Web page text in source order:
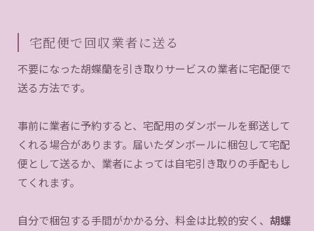
宅配便で回収業者に送る
不要になった胡蝶蘭を引き取りサービスの業者に宅配便で
送る方法です。
事前に業者に予約すると、宅配用のダンボールを郵送して
くれる場合があります。届いたダンボールに梱包して宅配
便として送るか、業者によっては自宅引き取りの手配もし
てくれます。
自分で梱包する手間がかかる分、料金は比較的安く、 胡蝶